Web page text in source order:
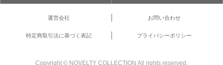
運営会社 お問い合わせ
特定商取引法に基づく表記 プライバシーポリシー
Copyright © NOVELTY COLLECTION All rights reserved.